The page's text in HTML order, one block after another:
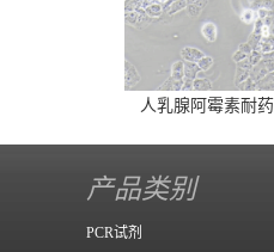
人乳腺阿霉素耐
产品类别
PCR试剂